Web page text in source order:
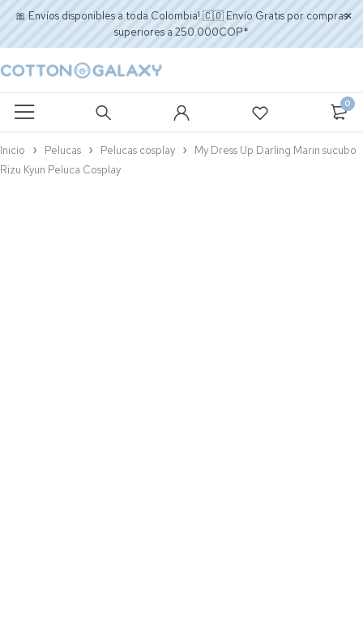
🎀 Envíos disponibles a toda Colombia! 🇨🇴 Envío Gratis por compras
superiores a 250.000COP*
0
Inicio Pelucas Pelucas cosplay
My Dress Up Darling Marin sucubo
Rizu Kyun Peluca Cosplay